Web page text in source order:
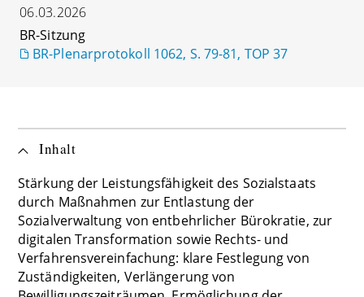
06.03.2026
BR-Sitzung
BR-Plenarprotokoll 1062, S. 79-81, TOP 37
Inhalt
Stärkung der Leistungsfähigkeit des Sozialstaats
durch Maßnahmen zur Entlastung der
Sozialverwaltung von entbehrlicher Bürokratie, zur
digitalen Transformation sowie Rechts- und
Verfahrensvereinfachung: klare Festlegung von
Zuständigkeiten, Verlängerung von